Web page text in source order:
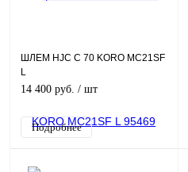
ШЛЕМ HJC C 70 KORO MC21SF
L
14 400 руб. / шт
Подробнее